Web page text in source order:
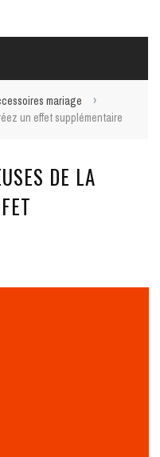
mariage ›
un effet supplémentaire
DE LA